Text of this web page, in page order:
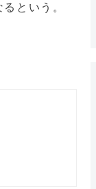
という。